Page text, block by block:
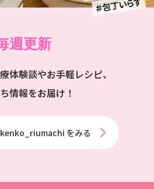
週更新
体験談やお手軽レシピ、
情報をお届け！
をみる